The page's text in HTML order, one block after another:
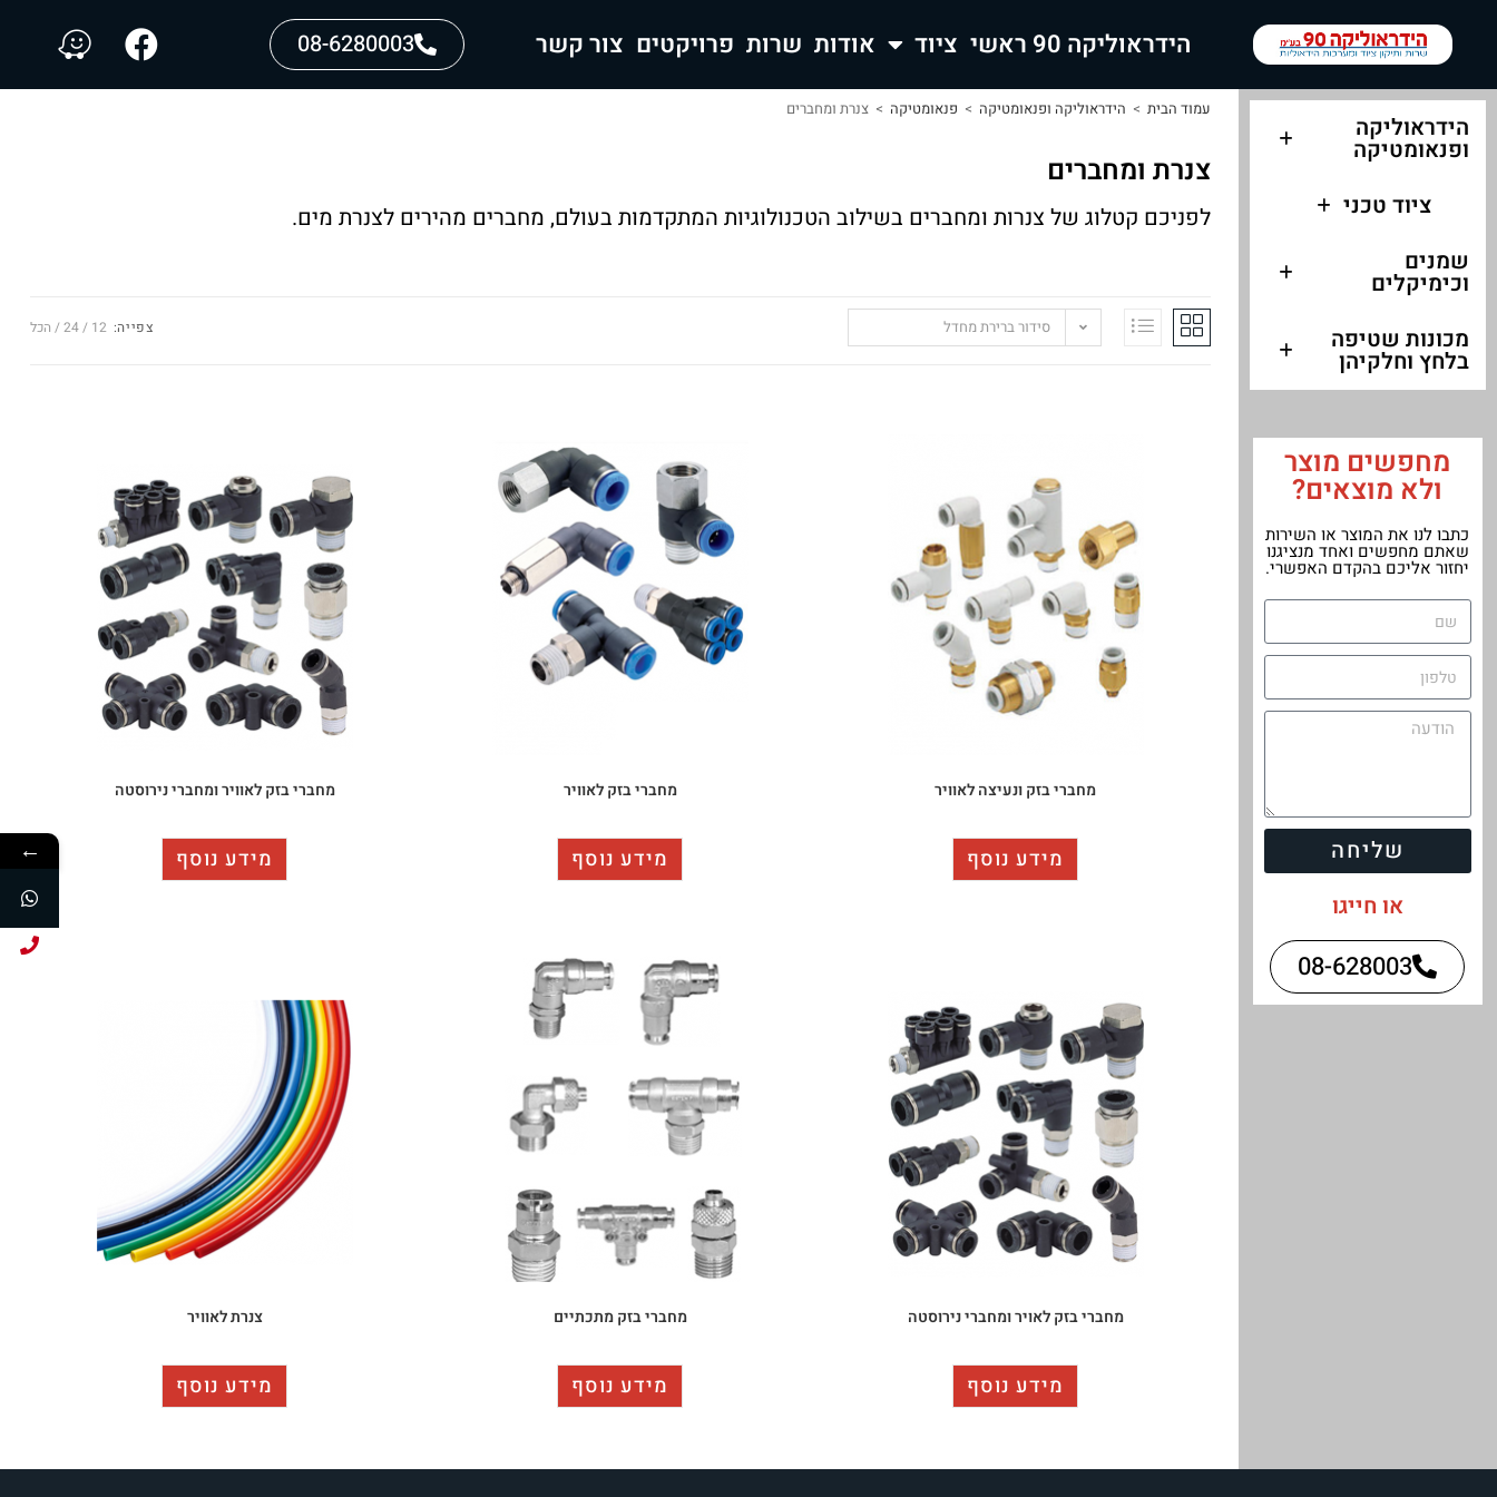
הידראוליקה 90 ראשי ציוד אודות שרות פרויקטים צור קשר 08-6280003
הידראוליקה
ופנאומטיקה
ציוד טכני
שמנים
וכימיקלים
מכונות שטיפה
בלחץ וחלקיהן
מחפשים מוצר
ולא מוצאים?
כתבו לנו את המוצר או השירות
שאתם מחפשים ואחד מנציגנו
יחזור אליכם בהקדם האפשרי.
שליחה
או חייגו
08-628003
עמוד הבית > הידראוליקה ופנאומטיקה > פנאומטיקה > צנרת ומחברים
צנרת ומחברים
לפניכם קטלוג של צנרות ומחברים בשילוב הטכנולוגיות המתקדמות בעולם, מחברים מהירים לצנרת מים.
סידור ברירת מחדל צפייה: 12
24 הכל
מחברי בזק ונעיצה לאוויר
מידע נוסף
מחברי בזק לאוויר
מידע נוסף
מחברי בזק לאוויר ומחברי נירוסטה
מידע נוסף
מחברי בזק לאויר ומחברי נירוסטה
מידע נוסף
מחברי בזק מתכתיים
מידע נוסף
צנרת לאוויר
מידע נוסף
←